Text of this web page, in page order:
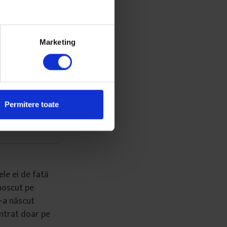
Marketing
Permitere toate
i astfel pe ai
ordine
ceea ce
la un
că e un
ei de fată
pe
născut
doar pe